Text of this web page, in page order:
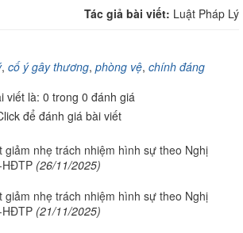
Tác giả bài viết: Luật Pháp Lý
, cố ý gây thương, phòng vệ, chính đáng
viết là: 0 trong 0 đánh giá
để đánh giá bài viết
giảm nhẹ trách nhiệm hình sự theo Nghị
HĐTP (26/11/2025)
giảm nhẹ trách nhiệm hình sự theo Nghị
HĐTP (21/11/2025)